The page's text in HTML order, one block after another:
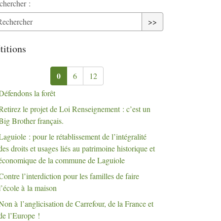
:
>>
0 6
12
la forêt
le projet de Loi Renseignement : c’est un
Brother français.
: pour le rétablissement de l’intégralité
droits et usages liés au patrimoine historique et
de la commune de Laguiole
l’interdiction pour les familles de faire
à la maison
à l’anglicisation de Carrefour, de la France et
l’Europe !